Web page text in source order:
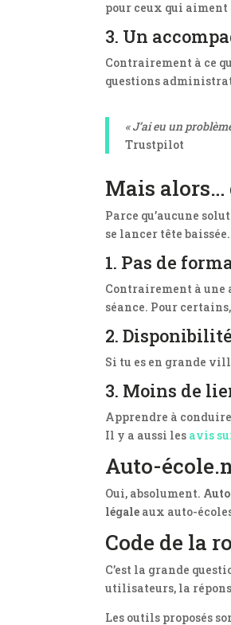
pour ceux qui aiment
3. Un
Contrairement à ce
questions
« J’ai eu un
Trustpilot
Mais alors…
Parce qu’aucune
se lancer tête baissée.
1. Pas de
Contrairement à une
séance. Pour
2.
Si tu es en grande
3. Moins de
Apprendre à
Il y a aussi les avis
Auto-
Oui, absolument.
légale aux auto-
Code de la
C’est la grande
utilisateurs, la
Les outils proposés